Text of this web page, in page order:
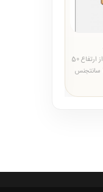
ارتفاع محصولقابل تنظیم و نصب از ارتفاع 50
الی 70 سانتی مترقطر محصول45 سانتجنس